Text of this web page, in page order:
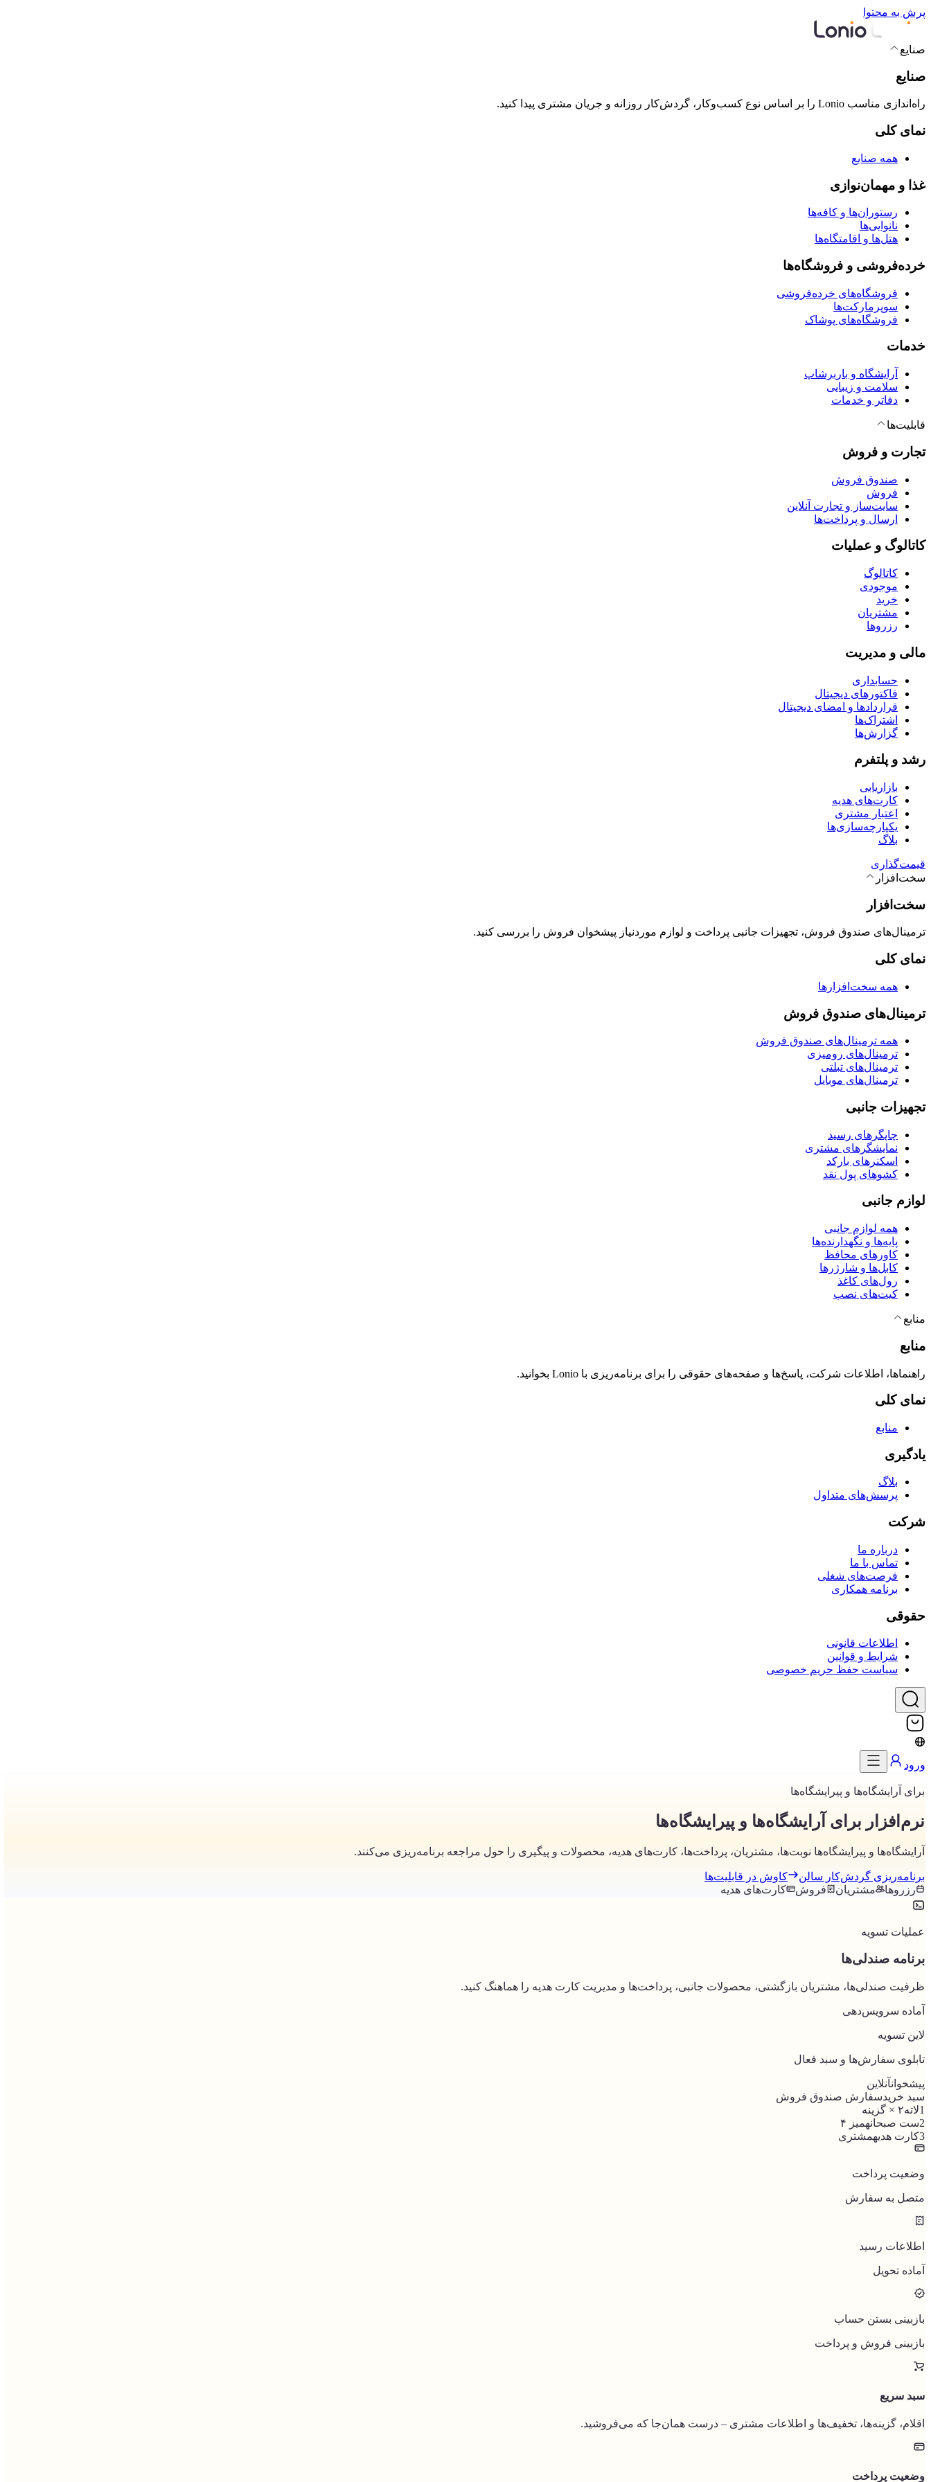
پرش به محتوا
صنایع
صنایع
راه‌اندازی مناسب Lonio را بر اساس نوع کسب‌وکار، گردش‌کار روزانه و جریان مشتری پیدا کنید.
نمای کلی
همه صنایع
غذا و مهمان‌نوازی
رستوران‌ها و کافه‌ها
نانوایی‌ها
هتل‌ها و اقامتگاه‌ها
خرده‌فروشی و فروشگاه‌ها
فروشگاه‌های خرده‌فروشی
سوپرمارکت‌ها
فروشگاه‌های پوشاک
خدمات
آرایشگاه و باربرشاپ
سلامت و زیبایی
دفاتر و خدمات
قابلیت‌ها
تجارت و فروش
صندوق فروش
فروش
سایت‌ساز و تجارت آنلاین
ارسال و پرداخت‌ها
کاتالوگ و عملیات
کاتالوگ
موجودی
خرید
مشتریان
رزروها
مالی و مدیریت
حسابداری
فاکتورهای دیجیتال
قراردادها و امضای دیجیتال
اشتراک‌ها
گزارش‌ها
رشد و پلتفرم
بازاریابی
کارت‌های هدیه
اعتبار مشتری
یکپارچه‌سازی‌ها
بلاگ
قیمت‌گذاری
سخت‌افزار
سخت‌افزار
ترمینال‌های صندوق فروش، تجهیزات جانبی پرداخت و لوازم موردنیاز پیشخوان فروش را بررسی کنید.
نمای کلی
همه سخت‌افزارها
ترمینال‌های صندوق فروش
همه ترمینال‌های صندوق فروش
ترمینال‌های رومیزی
ترمینال‌های تبلتی
ترمینال‌های موبایل
تجهیزات جانبی
چاپگرهای رسید
نمایشگرهای مشتری
اسکنرهای بارکد
کشوهای پول نقد
لوازم جانبی
همه لوازم جانبی
پایه‌ها و نگهدارنده‌ها
کاورهای محافظ
کابل‌ها و شارژرها
رول‌های کاغذ
کیت‌های نصب
منابع
منابع
راهنماها، اطلاعات شرکت، پاسخ‌ها و صفحه‌های حقوقی را برای برنامه‌ریزی با Lonio بخوانید.
نمای کلی
منابع
یادگیری
بلاگ
پرسش‌های متداول
شرکت
درباره ما
تماس با ما
فرصت‌های شغلی
برنامه همکاری
حقوقی
اطلاعات قانونی
شرایط و قوانین
سیاست حفظ حریم خصوصی
ورود
برای آرایشگاه‌ها و پیرایشگاه‌ها
نرم‌افزار برای آرایشگاه‌ها و پیرایشگاه‌ها
آرایشگاه‌ها و پیرایشگاه‌ها نوبت‌ها، مشتریان، پرداخت‌ها، کارت‌های هدیه، محصولات و پیگیری را حول مراجعه برنامه‌ریزی می‌کنند.
برنامه‌ریزی گردش‌کار سالن
کاوش در قابلیت‌ها
رزروها
مشتریان فروش کارت‌های هدیه
عملیات تسویه
برنامه صندلی‌ها
ظرفیت صندلی‌ها، مشتریان بازگشتی، محصولات جانبی، پرداخت‌ها و مدیریت کارت هدیه را هماهنگ کنید.
آماده سرویس‌دهی
لاین تسویه
تابلوی سفارش‌ها و سبد فعال
پیشخوانآنلاین
سبد خریدسفارش صندوق فروش
1لاته۲ × گزینه
2ست صبحانهمیز ۴
3کارت هدیهمشتری
وضعیت پرداخت
متصل به سفارش
اطلاعات رسید
آماده تحویل
بازبینی بستن حساب
بازبینی فروش و پرداخت
سبد سریع
اقلام، گزینه‌ها، تخفیف‌ها و اطلاعات مشتری – درست همان‌جا که می‌فروشید.
وضعیت پرداخت